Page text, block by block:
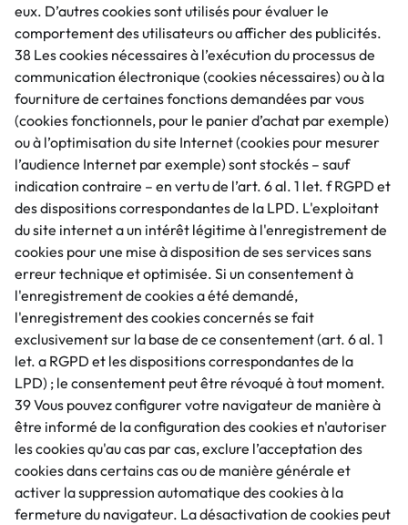
eux. D’autres cookies sont utilisés pour évaluer le
comportement des utilisateurs ou afficher des publicités.
38 Les cookies nécessaires à l’exécution du processus de
communication électronique (cookies nécessaires) ou à la
fourniture de certaines fonctions demandées par vous
(cookies fonctionnels, pour le panier d’achat par exemple)
ou à l’optimisation du site Internet (cookies pour mesurer
l’audience Internet par exemple) sont stockés – sauf
indication contraire – en vertu de l’art. 6 al. 1 let. f RGPD et
des dispositions correspondantes de la LPD. L'exploitant
du site internet a un intérêt légitime à l'enregistrement de
cookies pour une mise à disposition de ses services sans
erreur technique et optimisée. Si un consentement à
l'enregistrement de cookies a été demandé,
l'enregistrement des cookies concernés se fait
exclusivement sur la base de ce consentement (art. 6 al. 1
let. a RGPD et les dispositions correspondantes de la
LPD) ; le consentement peut être révoqué à tout moment.
39 Vous pouvez configurer votre navigateur de manière à
être informé de la configuration des cookies et n'autoriser
les cookies qu'au cas par cas, exclure l’acceptation des
cookies dans certains cas ou de manière générale et
activer la suppression automatique des cookies à la
fermeture du navigateur. La désactivation de cookies peut